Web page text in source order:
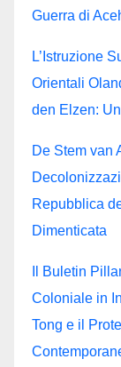
Guerra di
L’Istruzione
Orientali
den Elzen:
De Stem van
Repubblica
Dimenticata
Il Buletin
Coloniale in
Tong e il